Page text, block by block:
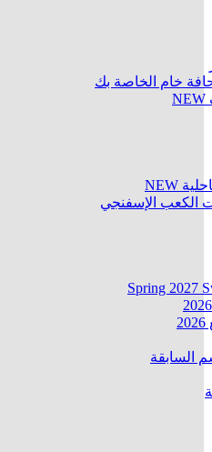
خام الخاصة بك
NEW
NEW
الكعب الإسفنجي
Spring 2027
السابقة